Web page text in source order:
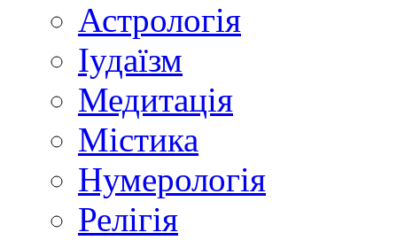
Астрологія
Іудаїзм
Медитація
Містика
Нумерологія
Релігія